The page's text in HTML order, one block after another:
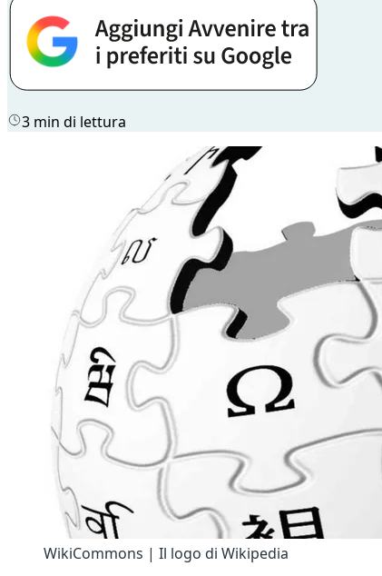
3 min di lettura
WikiCommons | Il logo di Wikipedia